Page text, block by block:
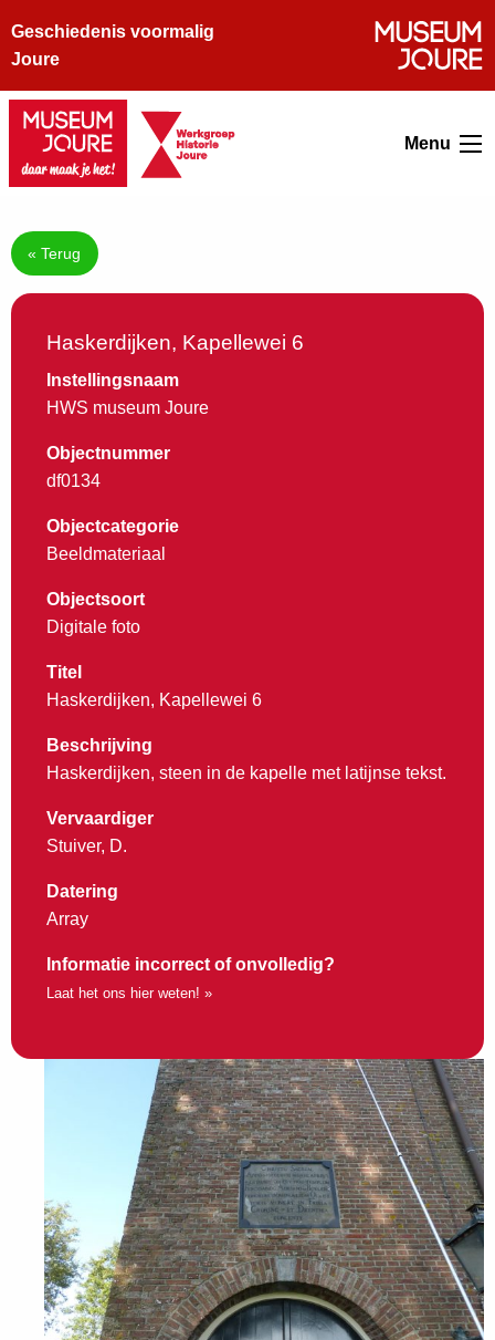
Geschiedenis voormalig
Joure
Menu
« Terug
Haskerdijken, Kapellewei 6
Instellingsnaam
HWS museum Joure
Objectnummer
df0134
Objectcategorie
Beeldmateriaal
Objectsoort
Digitale foto
Titel
Haskerdijken, Kapellewei 6
Beschrijving
Haskerdijken, steen in de kapelle met latijnse tekst.
Vervaardiger
Stuiver, D.
Datering
Array
Informatie incorrect of onvolledig?
Laat het ons hier weten! »